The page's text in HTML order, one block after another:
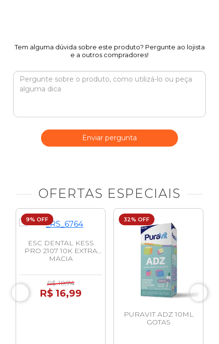
Tem alguma dúvida sobre este produto? Pergunte ao lojista
e a outros compradores!
Enviar pergunta
OFERTAS ESPECIAIS
9% OFF
ESC DENTAL KESS
PRO 2107 10K EXTRA
MACIA
R$ 18,74
R$ 16,99
32% OFF
PURAVIT ADZ 10ML
GOTAS